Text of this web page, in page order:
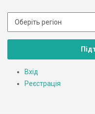
Вхід
Реєстрація